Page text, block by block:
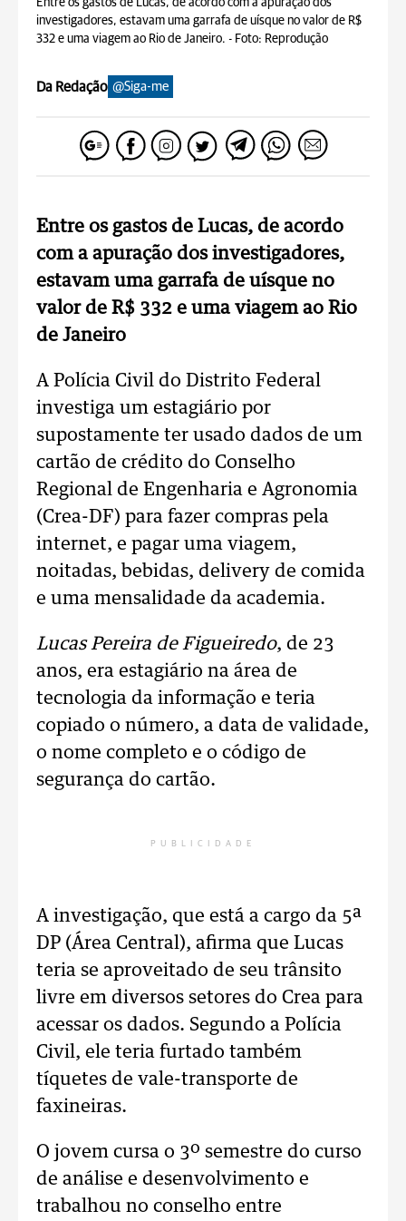
Entre os gastos de Lucas, de acordo com a apuração dos
investigadores, estavam uma garrafa de uísque no valor de R$
332 e uma viagem ao Rio de Janeiro. - Foto: Reprodução
Da Redação @Siga-me
Entre os gastos de Lucas, de acordo
com a apuração dos investigadores,
estavam uma garrafa de uísque no
valor de R$ 332 e uma viagem ao Rio
de Janeiro
A Polícia Civil do Distrito Federal
investiga um estagiário por
supostamente ter usado dados de um
cartão de crédito do Conselho
Regional de Engenharia e Agronomia
(Crea-DF) para fazer compras pela
internet, e pagar uma viagem,
noitadas, bebidas, delivery de comida
e uma mensalidade da academia.
Lucas Pereira de Figueiredo, de 23
anos, era estagiário na área de
tecnologia da informação e teria
copiado o número, a data de validade,
o nome completo e o código de
segurança do cartão.
PUBLICIDADE
A investigação, que está a cargo da 5ª
DP (Área Central), afirma que Lucas
teria se aproveitado de seu trânsito
livre em diversos setores do Crea para
acessar os dados. Segundo a Polícia
Civil, ele teria furtado também
tíquetes de vale-transporte de
faxineiras.
O jovem cursa o 3º semestre do curso
de análise e desenvolvimento e
trabalhou no conselho entre